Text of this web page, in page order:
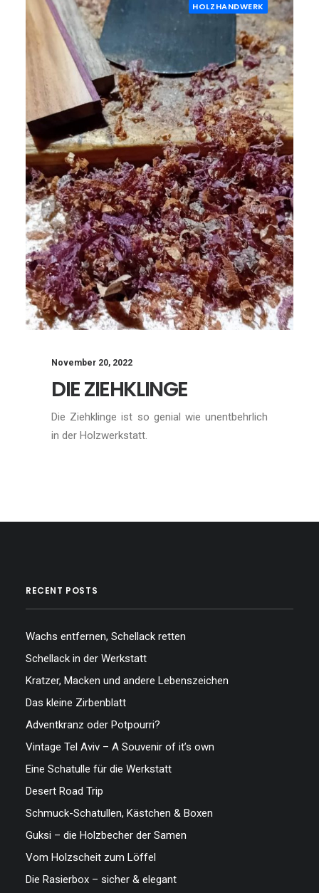
HOLZHANDWERK
November 20, 2022
DIE ZIEHKLINGE
Die Ziehklinge ist so genial wie unentbehrlich
in der Holzwerkstatt.
RECENT POSTS
Wachs entfernen, Schellack retten
Schellack in der Werkstatt
Kratzer, Macken und andere Lebenszeichen
Das kleine Zirbenblatt
Adventkranz oder Potpourri?
Vintage Tel Aviv – A Souvenir of it’s own
Eine Schatulle für die Werkstatt
Desert Road Trip
Schmuck-Schatullen, Kästchen & Boxen
Guksi – die Holzbecher der Samen
Vom Holzscheit zum Löffel
Die Rasierbox – sicher & elegant